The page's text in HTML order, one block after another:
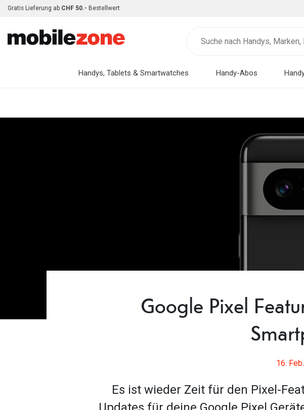
Gratis Lieferung ab CHF 50.- Bestellwert
Handys, Tablets & Smartwatches Handy-Abos
Google Pixel
16.
Es ist wieder Zeit für den Pixel-